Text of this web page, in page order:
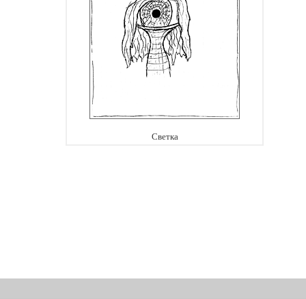
Светка